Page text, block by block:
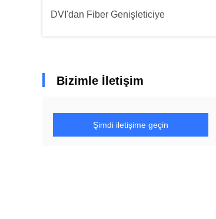
DVI'dan Fiber Genişleticiye
Bizimle İletişim
Şimdi iletişime geçin